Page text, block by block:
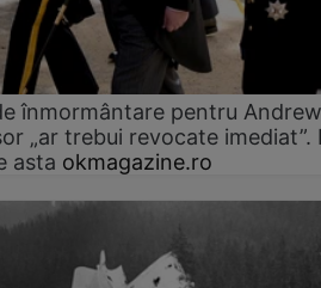
înmormântare pentru Andrew
„ar trebui revocate imediat”.
asta okmagazine.ro